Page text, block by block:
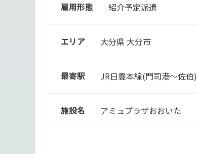
雇用形態 紹介予定派遣
エリア 大分県 大分市
最寄駅 JR日豊本線(門司港～佐伯)
施設名 アミュプラザおおいた